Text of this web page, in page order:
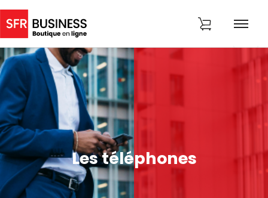
Les téléphones